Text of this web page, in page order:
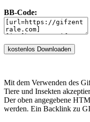
BB-Code:
Mit dem Verwenden des
Tiere und Insekten
Der oben angegebene
werden. Ein Backlink zu